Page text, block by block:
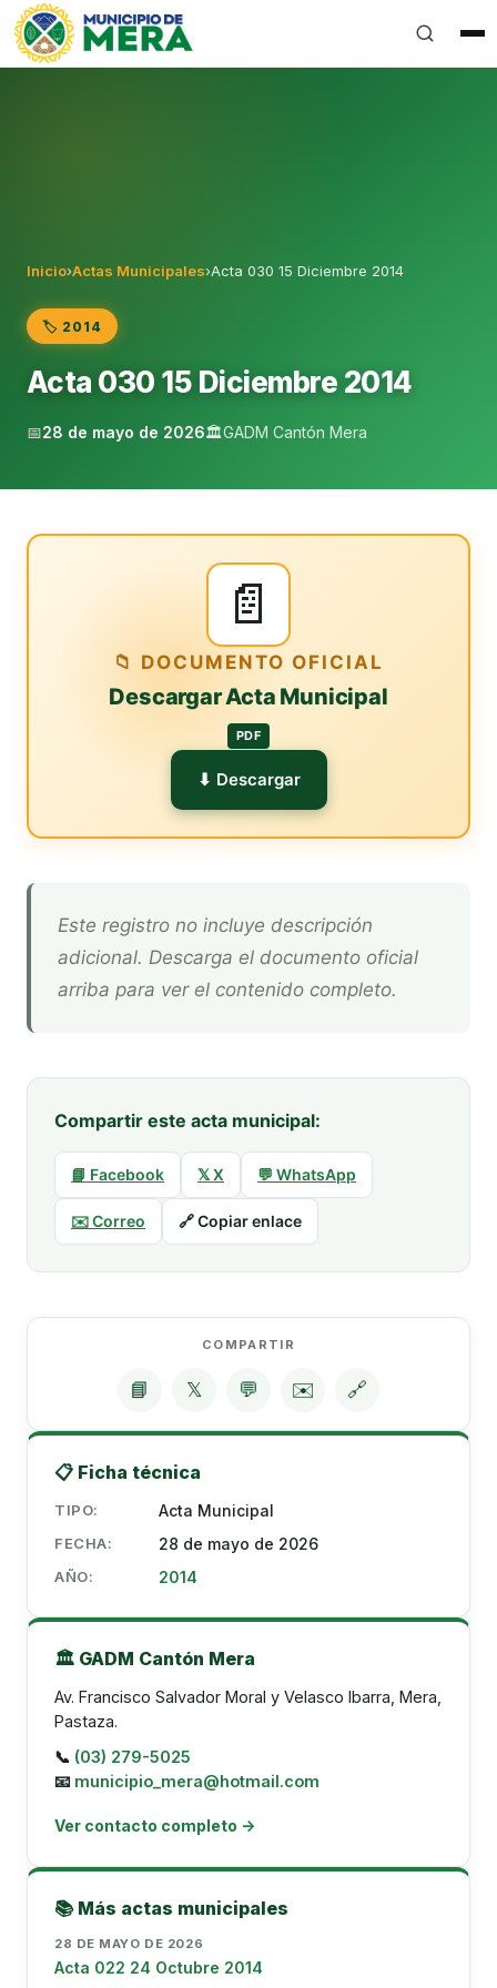
Gobierno Autónomo Descentralizado Municipal del
Inicio›Actas Municipales›Acta 030 15 Diciembre 2014
🏷️ 2014
Acta 030 15 Diciembre 2014
📅28 de mayo de 2026🏛️GADM Cantón Mera
📄
📁 DOCUMENTO OFICIAL
Descargar Acta Municipal
PDF
⬇ Descargar
Este registro no incluye descripción
adicional. Descarga el documento oficial
arriba para ver el contenido completo.
Compartir este acta municipal:
📘 Facebook 𝕏 X 💬 WhatsApp
✉️ Correo 🔗 Copiar enlace
COMPARTIR
📘 𝕏 💬 ✉️ 🔗
📋 Ficha técnica
TIPO: Acta Municipal
FECHA: 28 de mayo de 2026
AÑO: 2014
🏛️ GADM Cantón Mera
Av. Francisco Salvador Moral y Velasco Ibarra, Mera,
Pastaza.
📞 (03) 279-5025
📧 municipio_mera@hotmail.com
Ver contacto completo →
📚 Más actas municipales
28 DE MAYO DE 2026
Acta 022 24 Octubre 2014